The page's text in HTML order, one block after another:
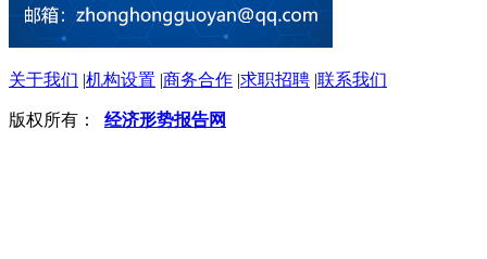
关于我们 |机构设置 |商务合作 |求职招聘 |联系我们
版权所有： 经济形势报告网